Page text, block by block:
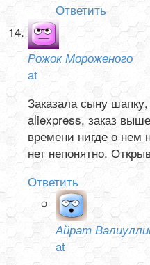
Ответить
Рожок Мороженого
at
Заказала сыну
aliexpress, заказ
времени нигде о нем
нет непонятно.
Ответить
Айрат
at